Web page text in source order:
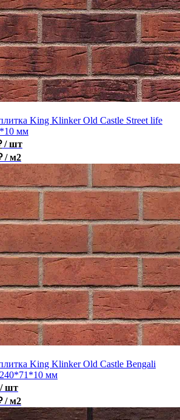
King Klinker Old Castle Street life
мм
/ шт
/ м2
King Klinker Old Castle Bengali
мм
/ шт
/ м2